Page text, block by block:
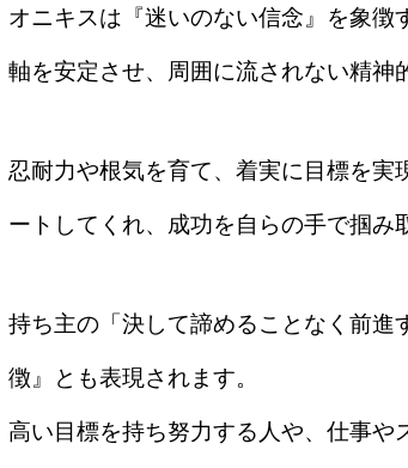
オニキスは『迷いのない信念』を象
軸を安定させ、周囲に流されない精神
忍耐力や根気を育て、着実に目標を
ートしてくれ、成功を自らの手で掴み
持ち主の「決して諦めることなく前
徴』とも表現されます。
高い目標を持ち努力する人や、仕事